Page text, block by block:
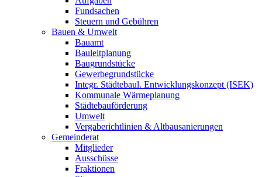
Fundsachen
Steuern und Gebühren
Bauen & Umwelt
Bauamt
Bauleitplanung
Baugrundstücke
Gewerbegrundstücke
Integr. Städtebaul. Entwicklungskonzept (ISEK)
Kommunale Wärmeplanung
Städtebauförderung
Umwelt
Vergaberichtlinien & Altbausanierungen
Gemeinderat
Mitglieder
Ausschüsse
Fraktionen